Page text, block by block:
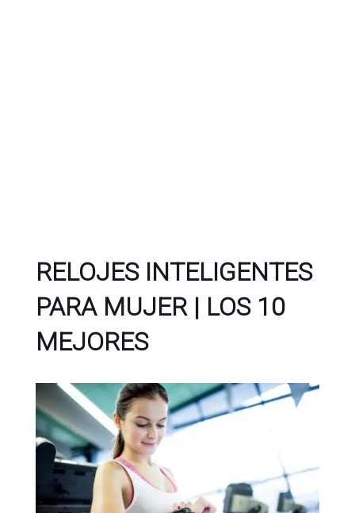
RELOJES INTELIGENTES
PARA MUJER | LOS 10
MEJORES